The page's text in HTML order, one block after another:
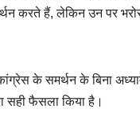
करते हैं, लेकिन उन पर
कांग्रेस के समर्थन के बिना
सही फैसला किया है।